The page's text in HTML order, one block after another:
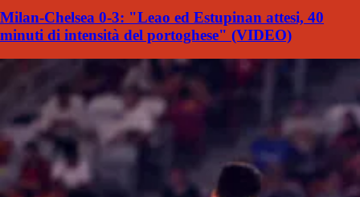
Milan-Chelsea 0-3: "Leao ed Estupinan attesi, 40
minuti di intensità del portoghese" (VIDEO)